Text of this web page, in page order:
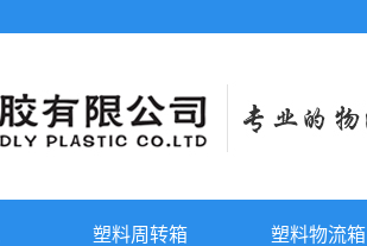
塑料周转箱 塑料物流箱